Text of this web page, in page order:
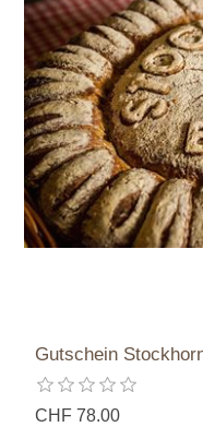
Gutschein
CHF 78.00